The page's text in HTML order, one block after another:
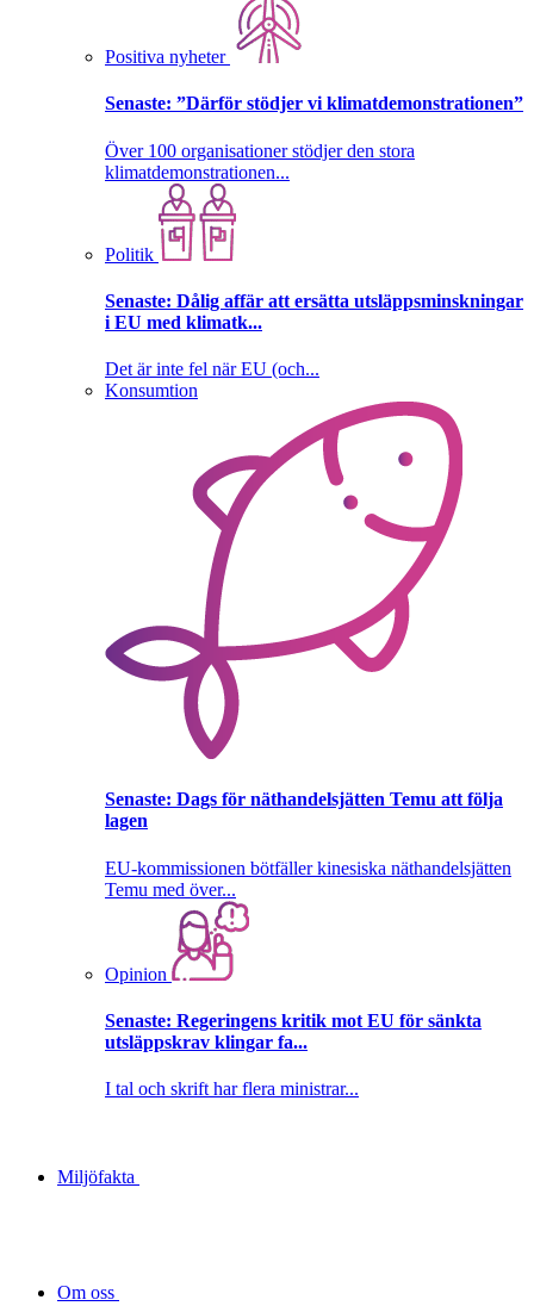
Positiva nyheter
Senaste: ”Därför stödjer vi klimatdemonstrationen”
Över 100 organisationer stödjer den stora
klimatdemonstrationen...
Politik
Senaste: Dålig affär att ersätta utsläppsminskningar
i EU med klimatk...
Det är inte fel när EU (och...
Konsumtion
Senaste: Dags för näthandelsjätten Temu att följa
lagen
EU-kommissionen bötfäller kinesiska näthandelsjätten
Temu med över...
Opinion
Senaste: Regeringens kritik mot EU för sänkta
utsläppskrav klingar fa...
I tal och skrift har flera ministrar...
Miljöfakta
Om oss